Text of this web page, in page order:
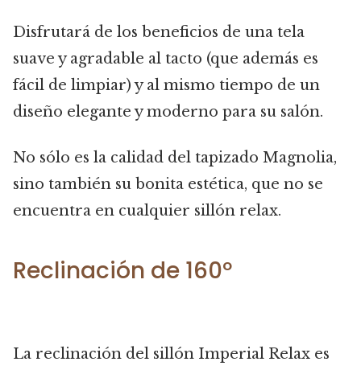
Disfrutará de los beneficios de una tela
suave y agradable al tacto (que además es
fácil de limpiar) y al mismo tiempo de un
diseño elegante y moderno para su salón.
No sólo es la calidad del tapizado Magnolia,
sino también su bonita estética, que no se
encuentra en cualquier sillón relax.
Reclinación de 160º
La reclinación del sillón Imperial Relax es